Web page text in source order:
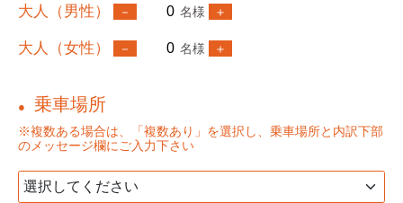
大人（男性） 名様
大人（女性） 名様
● 乗車場所
※複数ある場合は、「複数あり」を選択し、乗車場所と内訳下部
のメッセージ欄にご入力下さい